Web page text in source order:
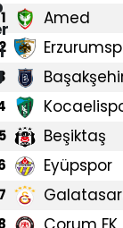
1 Amed
Beşiktaş
Eyüpspor